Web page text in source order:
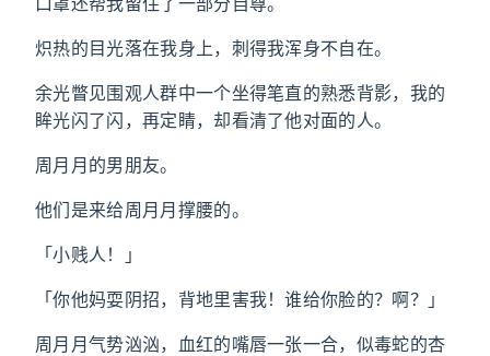
炽热的目光落在我身上，刺得我浑身不自在。
余光瞥见围观人群中一个坐得笔直的熟悉背影，我的
眸光闪了闪，再定睛，却看清了他对面的人。
周月月的男朋友。
他们是来给周月月撑腰的。
「小贱人！」
「你他妈耍阴招，背地里害我！谁给你脸的？啊？」
周月月气势汹汹，血红的嘴唇一张一合，似毒蛇的杏